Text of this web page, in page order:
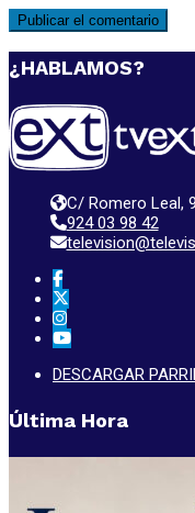
¿HABLAMOS?
C/ Romero Leal,
924 03 98 42
DESCARGAR
Última Hora